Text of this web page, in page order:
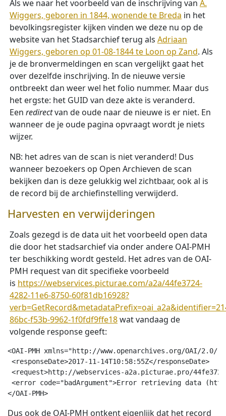
Als we naar het voorbeeld van de inschrijving van A.
Wiggers, geboren in 1844, wonende te Breda in het
bevolkingsregister kijken vinden we deze nu op de
website van het Stadsarchief terug als Adriaan
Wiggers, geboren op 01-08-1844 te Loon op Zand. Als
je de bronvermeldingen en scan vergelijkt gaat het
over dezelfde inschrijving. In de nieuwe versie
ontbreekt dan weer wel het folio nummer. Maar dus
het ergste: het GUID van deze akte is veranderd.
Een redirectvan de oude naar de nieuwe is er niet. En
wanneer de je oude pagina opvraagt wordt je niets
wijzer.
NB: het adres van de scan is niet veranderd! Dus
wanneer bezoekers op Open Archieven de scan
bekijken dan is deze gelukkig wel zichtbaar, ook al is
de record bij de archiefinstelling verwijderd.
Harvesten en verwijderingen
Zoals gezegd is de data uit het voorbeeld open data
die door het stadsarchief via onder andere OAI-PMH
ter beschikking wordt gesteld. Het adres van de OAI-
PMH request van dit specifieke voorbeeld
is https://webservices.picturae.com/a2a/44fe3724-
4282-11e6-8750-60f81db16928?
86bc-f53b-9962-1f0fdf9ffe18wat vandaag de
volgende response geeft:
<OAI-PMH xmlns="http://www.openarchives.org/OAI/2.0/
<responseDate>2017-11-14T10:58:55Z
<request>http://webservices-a2a.picturae.pro/44fe3724-
<error code="badArgument">Error retrieving data (http://
</OAI-PMH>
Dus ook de OAI-PMH ontkent eigenlijk dat het record